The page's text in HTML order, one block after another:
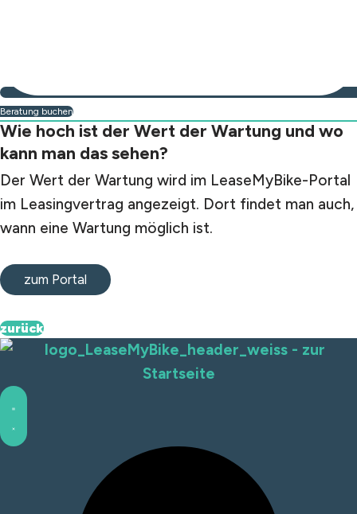
Beratung buchen
Wie hoch ist der Wert der Wartung und wo
kann man das sehen?
Der Wert der Wartung wird im LeaseMyBike-Portal
im Leasingvertrag angezeigt. Dort findet man auch,
wann eine Wartung möglich ist.
zum Portal
zurück